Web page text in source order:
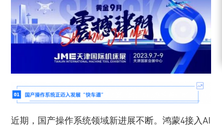
近期，国产操作系统领域新进展不断。鸿蒙4接入AI